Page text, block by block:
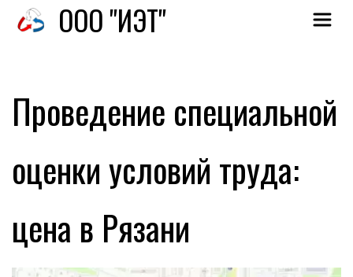
ООО "ИЭТ"
Проведение специальной
оценки условий труда:
цена в Рязани